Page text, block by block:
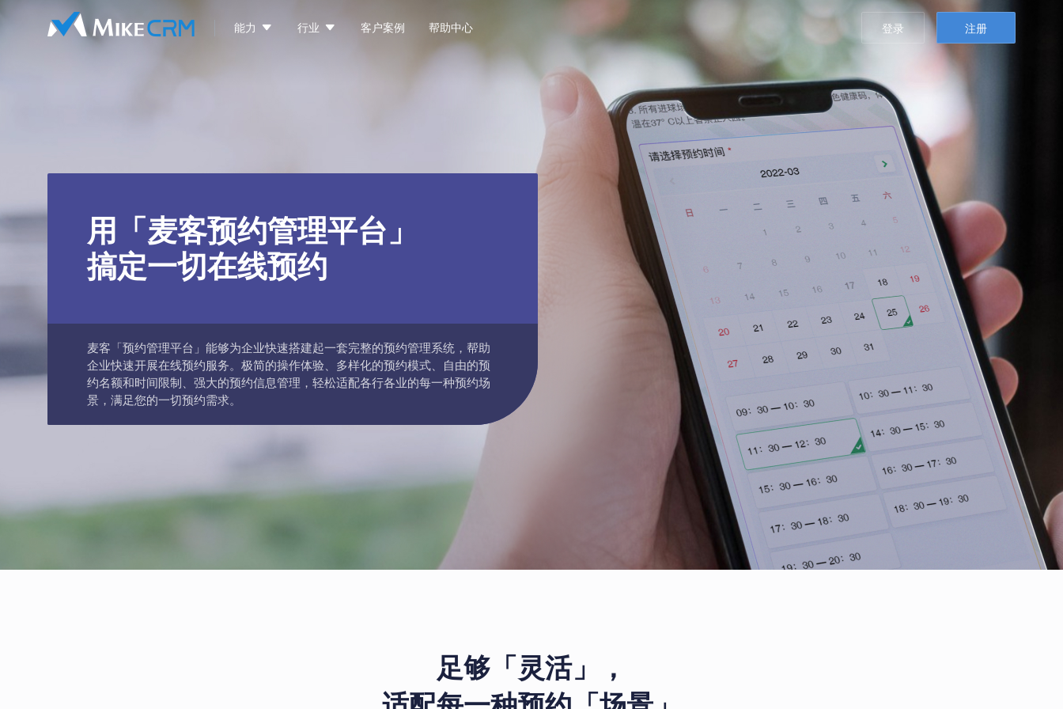
能力  行业  客户案例 帮助中心 登录 注册
用「麦客预约管理平台」
搞定一切在线预约
麦客「预约管理平台」能够为企业快速搭建起一套完整的预约管理系统，帮助
企业快速开展在线预约服务。极简的操作体验、多样化的预约模式、自由的预
约名额和时间限制、强大的预约信息管理，轻松适配各行各业的每一种预约场
景，满足您的一切预约需求。
足够「灵活」，